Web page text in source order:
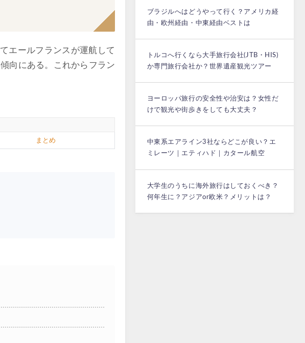
エールフランスが運航して
向にある。これからフラン
まとめ
ブラジルへはどうやって行く？アメリカ経
由・欧州経由・中東経由ベストは
トルコへ行くなら大手旅行会社(JTB・HIS)
か専門旅行会社か？世界遺産観光ツアー
ヨーロッパ旅行の安全性や治安は？女性だ
けで観光や街歩きをしても大丈夫？
中東系エアライン3社ならどこが良い？エ
ミレーツ｜エティハド｜カタール航空
大学生のうちに海外旅行はしておくべき？
何年生に？アジアor欧米？メリットは？